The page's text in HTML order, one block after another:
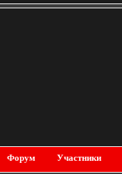
Форум Участники